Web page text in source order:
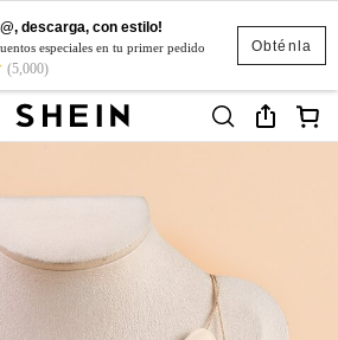
Obténla
descarga, con estilo!
especiales en tu primer pedido
(5,000)